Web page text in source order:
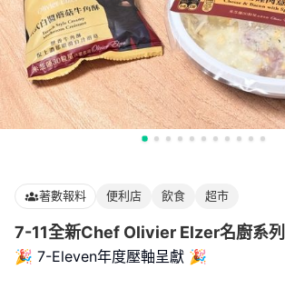
著數報料 便利店 飲食 超市
7-11全新Chef Olivier Elzer名廚系列
🎉 7-Eleven年度壓軸呈獻 🎉